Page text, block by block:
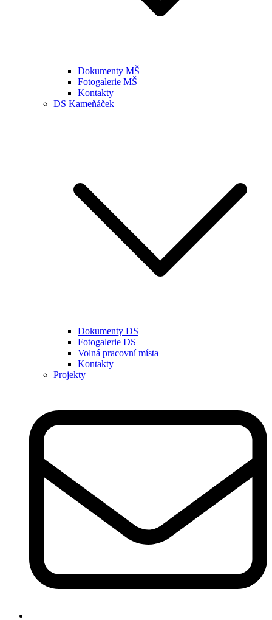
Dokumenty MŠ
Fotogalerie MŠ
Kontakty
DS Kameňáček
Dokumenty DS
Fotogalerie DS
Volná pracovní místa
Kontakty
Projekty